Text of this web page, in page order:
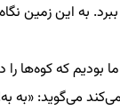
به این زمین
بودیم که کوه‌ها را
می‌گوید: «به